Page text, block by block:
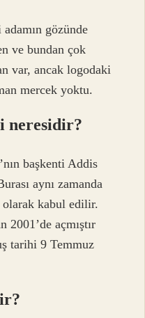
gözünde
ve bundan çok
var, ancak logodaki
mercek yoktu.
neresidir?
başkenti Addis
aynı zamanda
kabul edilir.
açmıştır
tarihi 9 Temmuz